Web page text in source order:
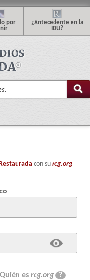
por
¿Antecedente en la
IDU?
con su rcg.org
Quién esrcg.org ?